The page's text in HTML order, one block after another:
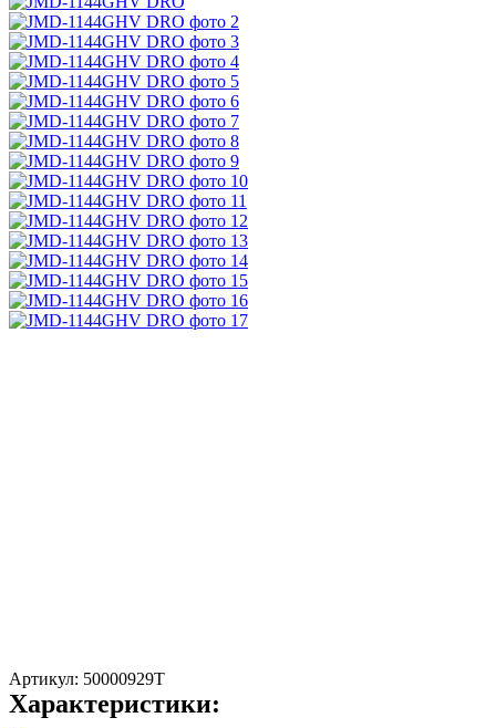
Артикул: 50000929T
Характеристики: